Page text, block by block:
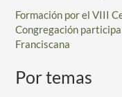
Formación por el VIII
Congregación
Franciscana
Por temas